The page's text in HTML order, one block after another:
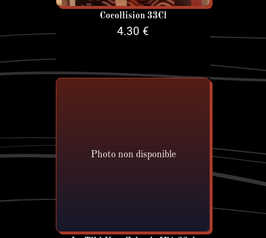
Cocollision 33Cl
4.30 €
Photo non disponible